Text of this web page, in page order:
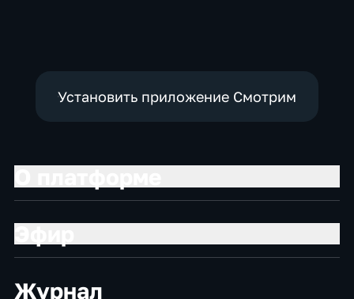
Установить приложение Смотрим
Журнал